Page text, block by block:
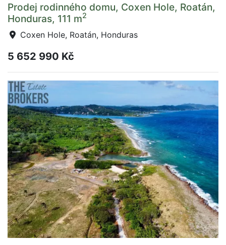
Prodej rodinného domu, Coxen Hole, Roatán,
Honduras, 111 m2
Coxen Hole, Roatán, Honduras
5 652 990 Kč